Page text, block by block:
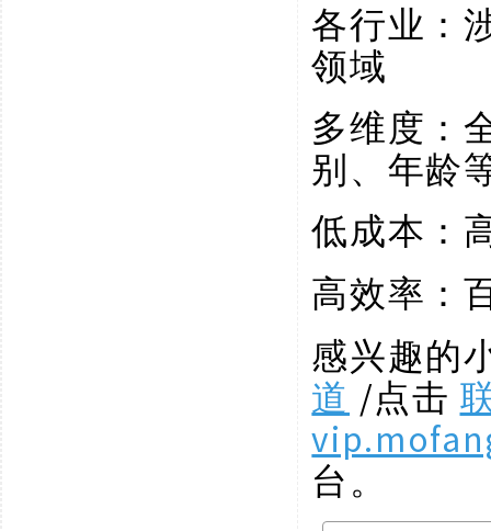
各行业：
领域
多维度：
别、年龄
低成本：
高效率：
感兴趣的
道 /点击
台。